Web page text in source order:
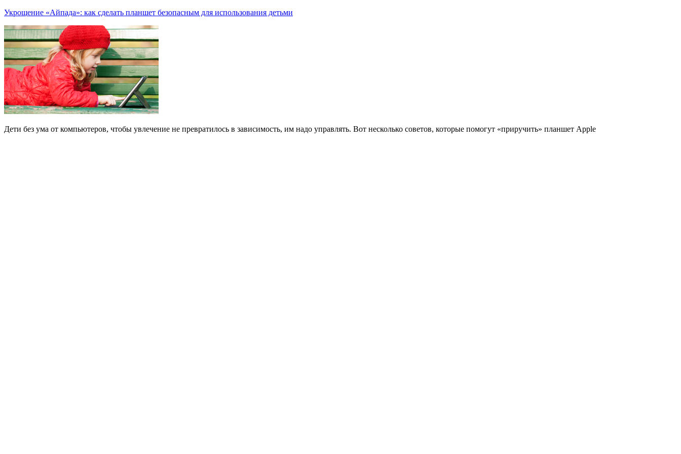
Укрощение «Айпада»: как сделать планшет безопасным для использования детьми
Дети без ума от компьютеров, чтобы увлечение не превратилось в зависимость, им надо управлять. Вот несколько советов, которые помогут «приручить» планшет Apple